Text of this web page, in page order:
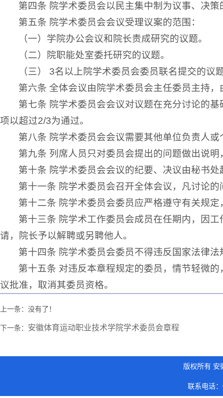
第四条 院学术委员会以民主集中制为议事、决
第五条 院学术委员会会议受理议案的范围：
（一）学院办公会议和院长责成研究的议题。
（二）院职能处室委托研究的议题。
（三） 3名以上院学术委员会委员联名提交的议
第六条 全体会议由院学术委员会主任委员主持
第七条 院学术委员会会议对议题在充分讨论的
项以超过2/3为通过。
第八条 院学术委员会会议需要其他单位负责人
第九条 列席人员只对委员会提出的问题做出说
第十条 院学术委员会会议的纪要、决议由秘书
第十一条 院学术委员会召开全体会议，凡讨论
第十二条 院学术委员会委员应严格遵守有关规
第十三条 院学术工作委员会成员在任期内，因
请，院长予以解聘或另聘他人。
第十四条 院学术委员会委员不得违反国家法律
第十五条 对违反本章程规定的委员，情节轻微
议批准，取消其委员资格。
上一条：没有了！
下一条： 安徽体育运动职业技术学院学术委员会章程
版权所有
联系电话